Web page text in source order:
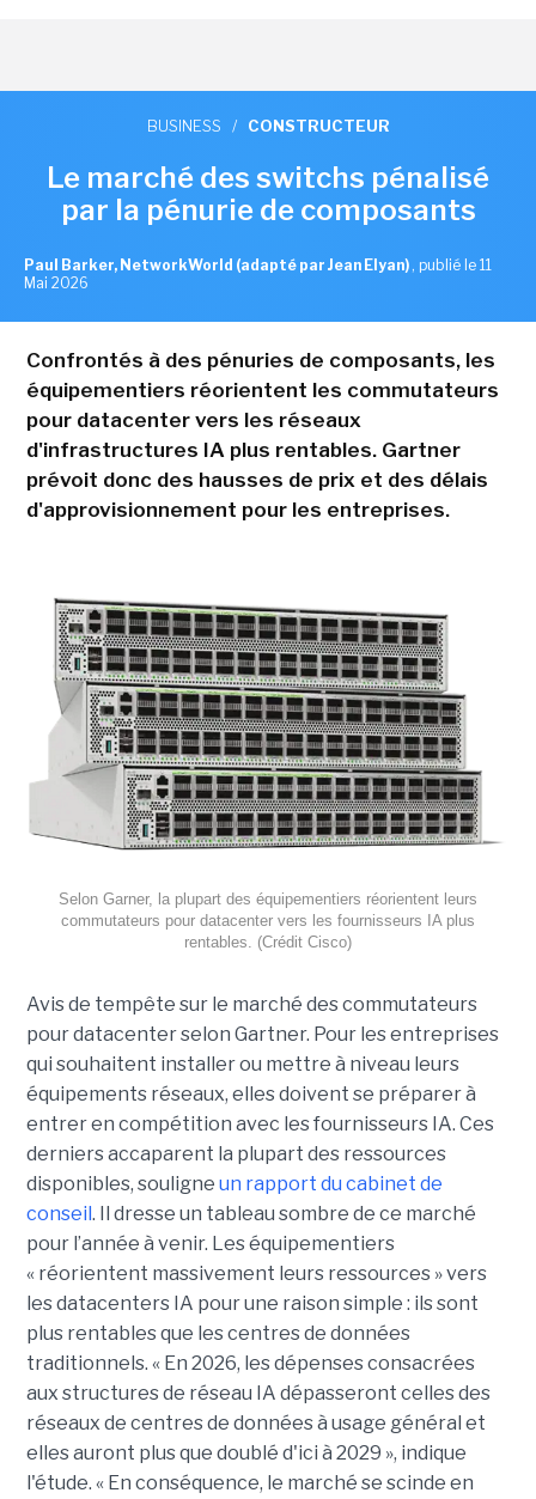
BUSINESS / CONSTRUCTEUR
Le marché des switchs pénalisé
par la pénurie de composants
Paul Barker, NetworkWorld (adapté par Jean Elyan) , publié le 11
Mai 2026
Confrontés à des pénuries de composants, les
équipementiers réorientent les commutateurs
pour datacenter vers les réseaux
d'infrastructures IA plus rentables. Gartner
prévoit donc des hausses de prix et des délais
d'approvisionnement pour les entreprises.
Selon Garner, la plupart des équipementiers réorientent leurs
commutateurs pour datacenter vers les fournisseurs IA plus
rentables. (Crédit Cisco)
Avis de tempête sur le marché des commutateurs
pour datacenter selon Gartner. Pour les entreprises
qui souhaitent installer ou mettre à niveau leurs
équipements réseaux, elles doivent se préparer à
entrer en compétition avec les fournisseurs IA. Ces
derniers accaparent la plupart des ressources
disponibles, souligne un rapport du cabinet de
conseil. Il dresse un tableau sombre de ce marché
pour l’année à venir. Les équipementiers
« réorientent massivement leurs ressources » vers
les datacenters IA pour une raison simple : ils sont
plus rentables que les centres de données
traditionnels. « En 2026, les dépenses consacrées
aux structures de réseau IA dépasseront celles des
réseaux de centres de données à usage général et
elles auront plus que doublé d'ici à 2029 », indique
l'étude. « En conséquence, le marché se scinde en